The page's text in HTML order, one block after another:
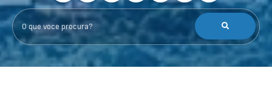
O que voce procura?